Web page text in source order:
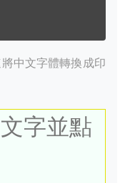
中文字體轉換成印